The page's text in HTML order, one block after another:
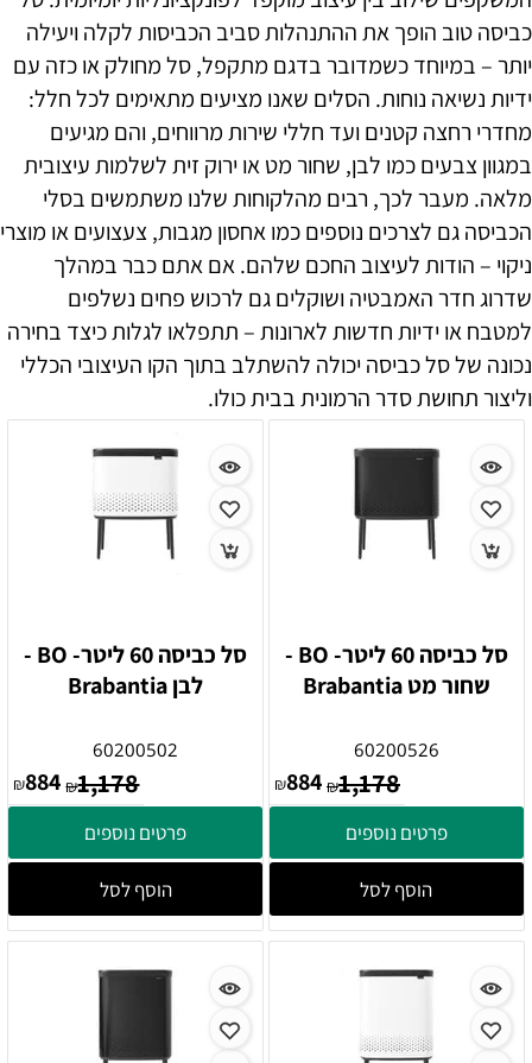
כביסה טוב הופך את ההתנהלות סביב הכביסות לקלה ויעילה
יותר – במיוחד כשמדובר בדגם מתקפל, סל מחולק או כזה עם
ידיות נשיאה נוחות. הסלים שאנו מציעים מתאימים לכל חלל:
מחדרי רחצה קטנים ועד חללי שירות מרווחים, והם מגיעים
במגוון צבעים כמו לבן, שחור מט או ירוק זית לשלמות עיצובית
מלאה. מעבר לכך, רבים מהלקוחות שלנו משתמשים בסלי
הכביסה גם לצרכים נוספים כמו אחסון מגבות, צעצועים או מוצרי
ניקוי – הודות לעיצוב החכם שלהם. אם אתם כבר במהלך
שדרוג חדר האמבטיה ושוקלים גם לרכוש פחים נשלפים
למטבח או ידיות חדשות לארונות – תתפלאו לגלות כיצד בחירה
נכונה של סל כביסה יכולה להשתלב בתוך הקו העיצובי הכללי
וליצור תחושת סדר הרמונית בבית כולו.
סל כביסה 60 ליטר- BO -
שחור מט Brabantia
60200526
₪1,178
₪884
פרטים נוספים
הוסף לסל
סל כביסה 60 ליטר- BO -
לבן Brabantia
60200502
₪1,178
₪884
פרטים נוספים
הוסף לסל